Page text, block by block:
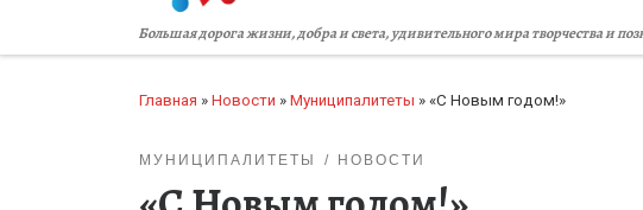
Большая дорога жизни, добра и света, удивительного мира творчества и
Главная » Новости » Муниципалитеты » «С Новым годом!»
МУНИЦИПАЛИТЕТЫ НОВОСТИ